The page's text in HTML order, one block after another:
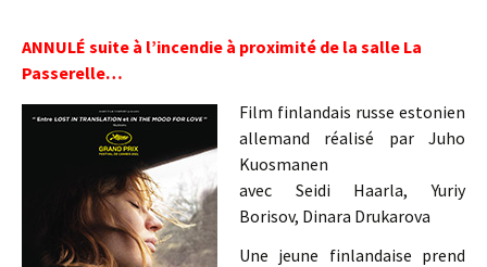
ANNULÉ suite à l’incendie à proximité de la salle La
Passerelle…
Film finlandais russe estonien
allemand réalisé par Juho
Kuosmanen
avec Seidi Haarla, Yuriy
Borisov, Dinara Drukarova
Une jeune finlandaise prend